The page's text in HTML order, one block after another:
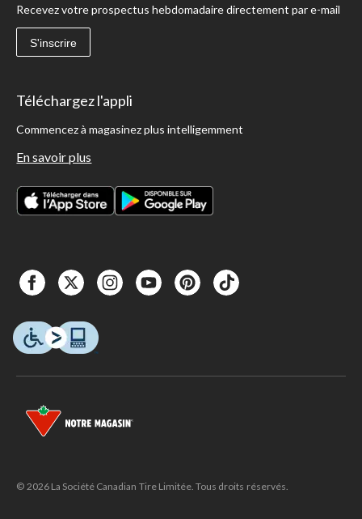
Recevez votre prospectus hebdomadaire directement par e-mail
S'inscrire
Téléchargez l'appli
Commencez à magasinez plus intelligemment
En savoir plus
© 2026 La Société Canadian Tire Limitée. Tous droits réservés.